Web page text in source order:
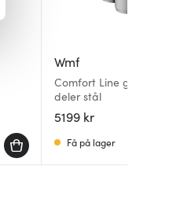
Wmf
Comfort Line grytesett 5
deler stål
5199 kr
Få på lager